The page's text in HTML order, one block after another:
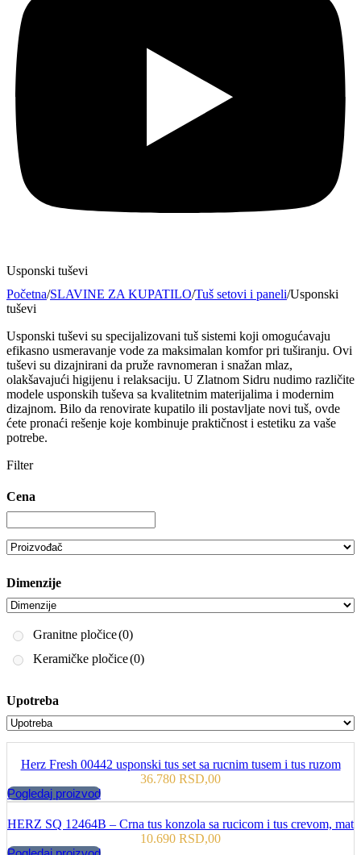
Usponski tuševi
Početna/SLAVINE ZA KUPATILO/Tuš setovi i paneli/Usponski
tuševi
Usponski tuševi su specijalizovani tuš sistemi koji omogućavaju
efikasno usmeravanje vode za maksimalan komfor pri tuširanju. Ovi
tuševi su dizajnirani da pruže ravnomeran i snažan mlaz,
olakšavajući higijenu i relaksaciju. U Zlatnom Sidru nudimo različite
modele usponskih tuševa sa kvalitetnim materijalima i modernim
dizajnom. Bilo da renovirate kupatilo ili postavljate novi tuš, ovde
ćete pronaći rešenje koje kombinuje praktičnost i estetiku za vaše
potrebe.
Filter
Cena
Dimenzije
Granitne pločice(0)
Keramičke pločice(0)
Upotreba
Herz Fresh 00442 usponski tus set sa rucnim tusem i tus ruzom
36.780 RSD,00
Pogledaj proizvod
HERZ SQ 12464B – Crna tus konzola sa rucicom i tus crevom, mat
10.690 RSD,00